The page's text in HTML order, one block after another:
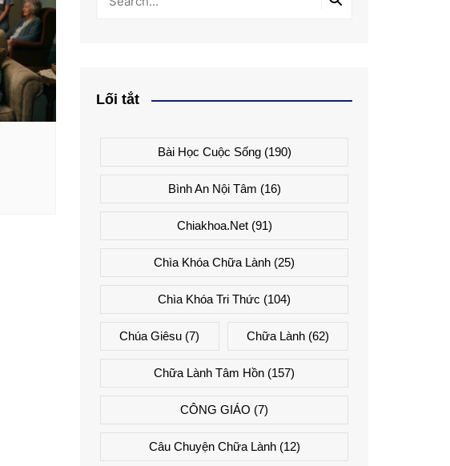
Lối tắt
Bài Học Cuộc Sống(190)
Bình An Nội Tâm (16)
Chiakhoa.net(91)
Chìa Khóa Chữa Lành (25)
Chìa Khóa Tri Thức (104)
Chúa Giêsu (7) Chữa Lành(62)
Chữa Lành Tâm Hồn (157)
CÔNG GIÁO (7)
Câu Chuyện Chữa Lành(12)